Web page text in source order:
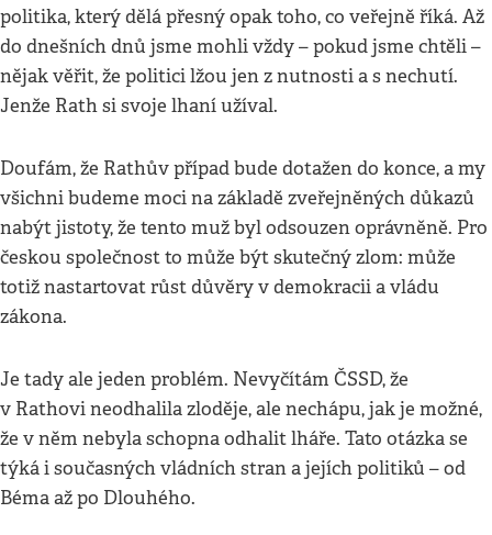
politika, který dělá přesný opak toho, co veřejně říká. Až
do dnešních dnů jsme mohli vždy – pokud jsme chtěli –
nějak věřit, že politici lžou jen z nutnosti a s nechutí.
Jenže Rath si svoje lhaní užíval.
Doufám, že Rathův případ bude dotažen do konce, a my
všichni budeme moci na základě zveřejněných důkazů
nabýt jistoty, že tento muž byl odsouzen oprávněně. Pro
českou společnost to může být skutečný zlom: může
totiž nastartovat růst důvěry v demokracii a vládu
zákona.
Je tady ale jeden problém. Nevyčítám ČSSD, že
v Rathovi neodhalila zloděje, ale nechápu, jak je možné,
že v něm nebyla schopna odhalit lháře. Tato otázka se
týká i současných vládních stran a jejích politiků – od
Béma až po Dlouhého.